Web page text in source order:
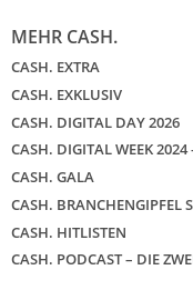
MEHR CASH.
CASH. EXTRA
CASH. EXKLUSIV
CASH. DIGITAL DAY 2026
CASH. DIGITAL WEEK
CASH. GALA
CASH. BRANCHENGIPFEL
CASH. HITLISTEN
CASH. PODCAST – DIE